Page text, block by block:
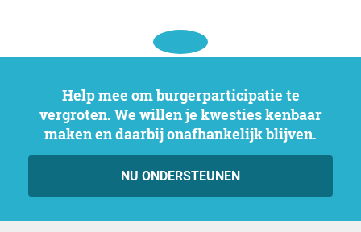
Help mee om burgerparticipatie te
vergroten. We willen je kwesties kenbaar
maken en daarbij onafhankelijk blijven.
NU ONDERSTEUNEN